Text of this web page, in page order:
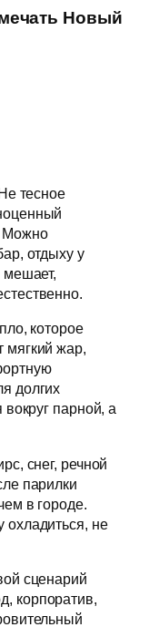
Новый
тесное
Можно
отдыху у
мешает,
которое
мягкий жар,
долгих
вокруг парной, а
снег, речной
парилки
в городе.
не
сценарий
корпоратив,